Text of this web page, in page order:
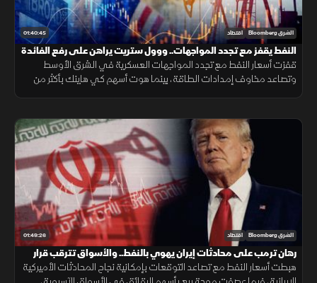
01:40:45 الشرق Bloomberg اقتصاد
النفط يقفز مع تجدد المواجهات.. ووول ستريت يراهن على رفع الفائدة
قفزت أسعار النفط مع تجدد المواجهات العسكرية في الشرق الأوسط
وتصاعد مخاوف إمدادات الطاقة، بينما هوت أسهم كي هاينك بأكثر من
01:49:26 الشرق Bloomberg اقتصاد
رهان ترمب على محادثات إيران يهوي بالنفط.. والأسواق تترقب قرار
الفائدة الأميركية
هبطت أسعار النفط مع تصاعد التوقعات بإمكانية نجاح المحادثات الأميركية